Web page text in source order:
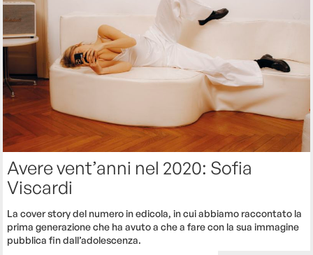
Avere vent’anni nel 2020: Sofia
Viscardi
La cover story del numero in edicola, in cui abbiamo raccontato la
prima generazione che ha avuto a che a fare con la sua immagine
pubblica fin dall’adolescenza.